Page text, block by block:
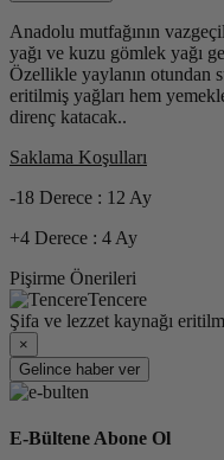
Anadolu mutfağının
yağı ve kuzu gömlek yağı
Özellikle yaylanın otundan
eritilmiş yağları hem
direnç katacak..
Saklama Koşulları
-18 Derece : 12 Ay
+4 Derece : 4 Ay
Pişirme Önerileri
Tencere
Şifa ve lezzet kaynağı
×
Gelince haber ver
E-Bültene Abone Ol